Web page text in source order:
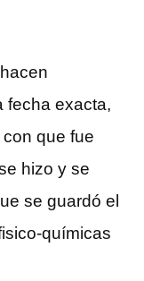
fecha exacta,
que fue
hizo y se
se guardó el
químicas